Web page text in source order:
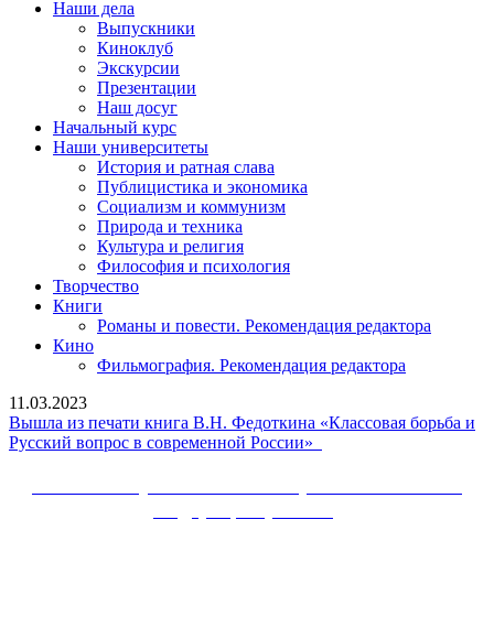
Наши дела
Выпускники
Киноклуб
Экскурсии
Презентации
Наш досуг
Начальный курс
Наши университеты
История и ратная слава
Публицистика и экономика
Социализм и коммунизм
Природа и техника
Культура и религия
Философия и психология
Творчество
Книги
Романы и повести. Рекомендация редактора
Кино
Фильмография. Рекомендация редактора
11.03.2023
Вышла из печати книга В.Н. Федоткина «Классовая борьба и
Русский вопрос в современной России»
книга
В.Н.